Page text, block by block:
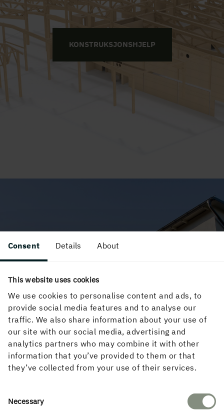
Consent Details About
This website uses cookies
We use cookies to personalise content and ads, to
provide social media features and to analyse our
traffic. We also share information about your use of
our site with our social media, advertising and
analytics partners who may combine it with other
information that you’ve provided to them or that
they’ve collected from your use of their services.
Consent
Necessary
KONSTRUKSJONSHJELP
BROSJYRE (PÅ SVENSK)